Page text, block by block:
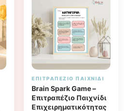
ΕΠΙΤΡΑΠΈΖΙΟ ΠΑΙΧΝΊΔΙ
Brain Spark Game –
Επιτραπέζιο Παιχνίδι
Επιχειρηματικότητας